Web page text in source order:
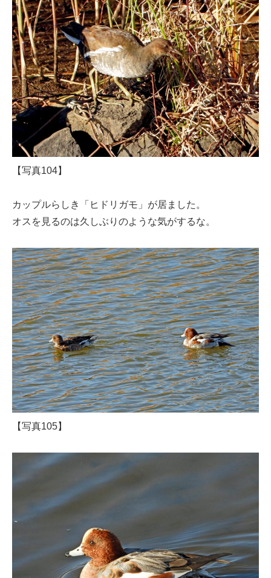
【写真104】
カップルらしき「ヒドリガモ」が居ました。
オスを見るのは久しぶりのような気がするな。
【写真105】